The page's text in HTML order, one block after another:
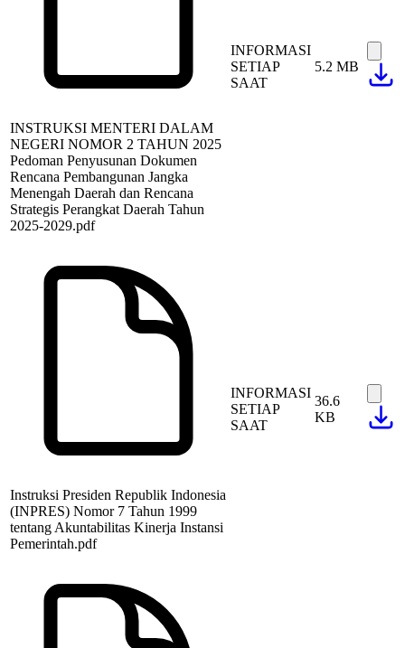
INSTRUKSI MENTERI DALAM
NEGERI NOMOR 2 TAHUN 2025
Pedoman Penyusunan Dokumen
Rencana Pembangunan Jangka
Menengah Daerah dan Rencana
Strategis Perangkat Daerah Tahun
2025-2029.pdf
INFORMASI
SETIAP
SAAT
5.2 MB
Instruksi Presiden Republik Indonesia
(INPRES) Nomor 7 Tahun 1999
tentang Akuntabilitas Kinerja Instansi
Pemerintah.pdf
INFORMASI
SETIAP
SAAT
36.6
KB